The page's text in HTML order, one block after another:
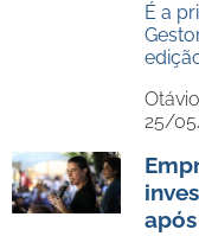
É a
25/